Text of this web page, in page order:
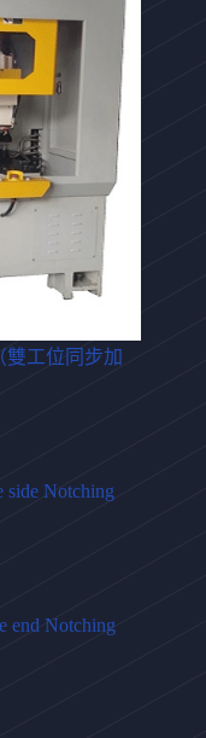
雙工位同步加
Notching
end Notching